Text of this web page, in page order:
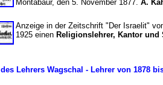
Montabaur, den 5. November 1877. A.
Anzeige in der Zeitschrift "Der Israelit"
1925 einen Religionslehrer, Kantor und
Lehrers Wagschal - Lehrer von 1878